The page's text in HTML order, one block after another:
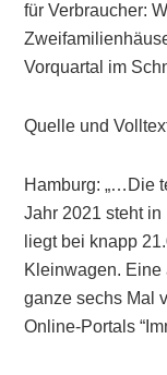
für Verbraucher:
Vorquartal im
Quelle und
Hamburg: „…Die
Jahr 2021 steht
liegt bei knapp
Kleinwagen. Eine
ganze sechs Mal
Online-Portals